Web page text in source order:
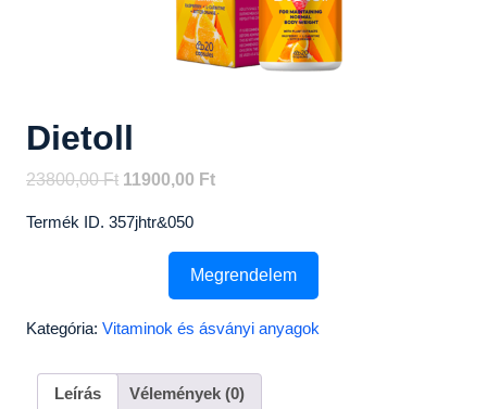
Dietoll
23800,00Ft Original
was:
23800,00 Ft.
11900,00 FtCurrent
11900,00 Ft.
Termék ID. 357jhtr&050
Megrendelem
Kategória: Vitaminok és ásványi anyagok
Leírás Vélemények (0)